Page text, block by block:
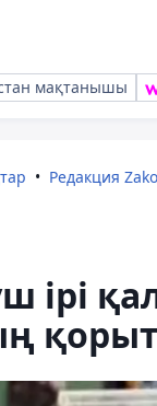
мақтанышы
Редакция
ірі